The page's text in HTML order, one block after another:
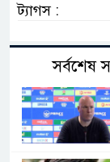
ট্যাগস :
সর্বশেষ